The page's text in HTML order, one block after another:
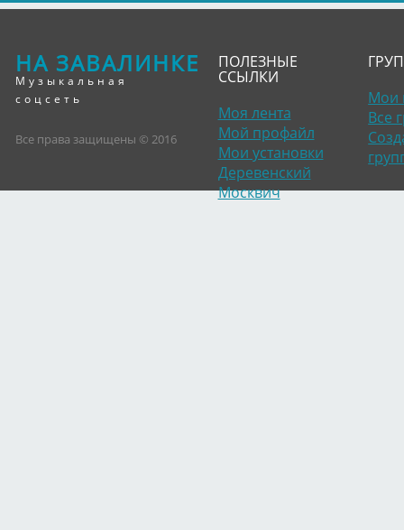
НА ЗАВАЛИНКЕ
Музыкальная
соцсеть
Все права защищены © 2016
ПОЛЕЗНЫЕ
ССЫЛКИ
Моя лента
Мой профайл
Мои установки
Деревенский
Москвич
Мои
Все